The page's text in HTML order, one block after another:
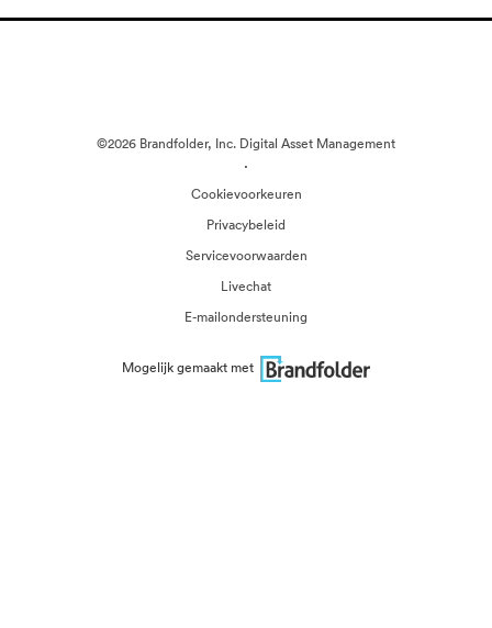
©2026 Brandfolder, Inc. Digital Asset Management
·
Cookievoorkeuren
Privacybeleid
Servicevoorwaarden
Livechat
E-mailondersteuning
Mogelijk gemaakt met